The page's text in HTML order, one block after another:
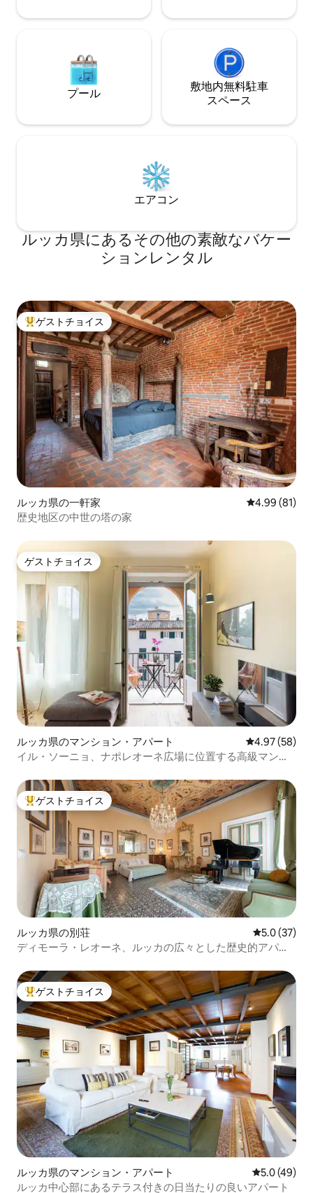
プール
敷地内無料駐⁠車
ス⁠ペ⁠ー⁠ス
エアコン
ルッカ県にあるその他の素敵なバケー
ションレンタル
大好評のゲストチョイスです。
ゲストチョイス
ルッカ県の一軒家 レビュー81
4.99 (81)
歴史地区の中世の塔の家
ゲストチョイス
ゲストチョイス
ルッカ県のマンション・アパート レビュー58
4.97 (58)
イル・ソーニョ、ナポレオーネ広場に位置する高級マンシ
大好評のゲストチョイスです。
ゲストチョイス
ルッカ県の別荘 レビュー37
5.0 (37)
ディモーラ・レオーネ、ルッカの広々とした歴史的アパー
大好評のゲストチョイスです。
ゲストチョイス
ルッカ県のマンション・アパート レビュー49
5.0 (49)
ルッカ中心部にあるテラス付きの日当たりの良いアパート